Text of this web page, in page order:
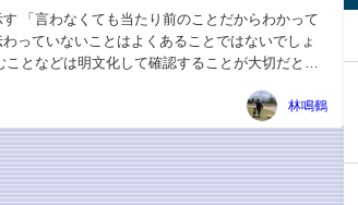
「言わなくても当たり前のことだからわかって
っていないことはよくあることではないでしょ
となどは明文化して確認することが大切だと思
林鳴鶴